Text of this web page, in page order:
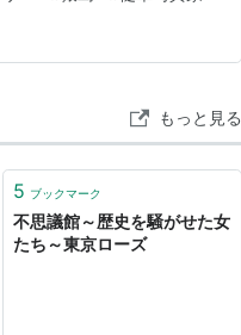
の過去は常に書き換えら
もっと見る
5 ブックマーク
不思議館～歴史を騒がせた女
たち～東京ローズ